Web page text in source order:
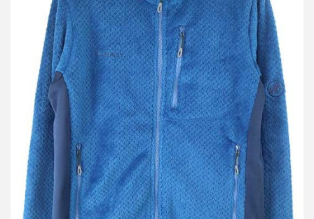
マムート GOBLIN Advanced ML Jacket ボアフリースジャケット
買取金額 4,800円
詳しく見る